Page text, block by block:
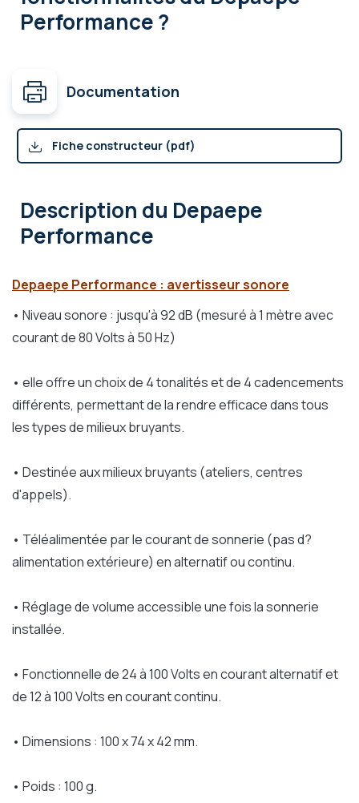
Performance ?
Documentation
Fiche constructeur (pdf)
Description du Depaepe
Performance
Depaepe Performance : avertisseur sonore
• Niveau sonore : jusqu'à 92 dB (mesuré à 1 mètre avec
courant de 80 Volts à 50 Hz)
• elle offre un choix de 4 tonalités et de 4 cadencements
différents, permettant de la rendre efficace dans tous
les types de milieux bruyants.
• Destinée aux milieux bruyants (ateliers, centres
d'appels).
• Téléalimentée par le courant de sonnerie (pas d?
alimentation extérieure) en alternatif ou continu.
• Réglage de volume accessible une fois la sonnerie
installée.
• Fonctionnelle de 24 à 100 Volts en courant alternatif et
de 12 à 100 Volts en courant continu.
• Dimensions : 100 x 74 x 42 mm.
• Poids : 100 g.